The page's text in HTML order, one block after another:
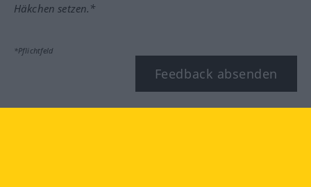
Häkchen setzen.*
*Pflichtfeld
Feedback absenden